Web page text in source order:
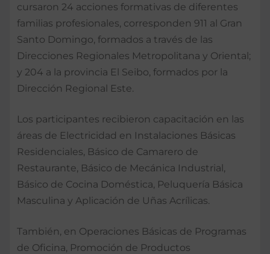
cursaron 24 acciones formativas de diferentes
familias profesionales, corresponden 911 al Gran
Santo Domingo, formados a través de las
Direcciones Regionales Metropolitana y Oriental;
y 204 a la provincia El Seibo, formados por la
Dirección Regional Este.
Los participantes recibieron capacitación en las
áreas de Electricidad en Instalaciones Básicas
Residenciales, Básico de Camarero de
Restaurante, Básico de Mecánica Industrial,
Básico de Cocina Doméstica, Peluquería Básica
Masculina y Aplicación de Uñas Acrílicas.
También, en Operaciones Básicas de Programas
de Oficina, Promoción de Productos